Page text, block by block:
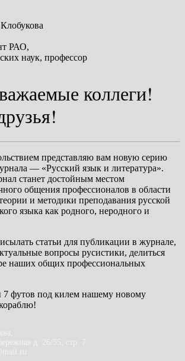
РАО,
наук, профессор
коллеги!
представляю вам новую серию
— «Русский язык и литература».
станет достойным местом
общения профессионалов в области
и методики преподавания русской
языка как родного, неродного и
статьи для публикации в журнале,
вопросы русистики, делиться
наших общих профессиональных
7 футов под килем нашему новому
д. 26/55, стр. 7